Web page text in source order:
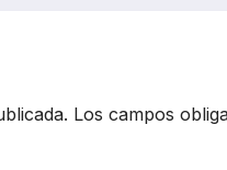
Los campos